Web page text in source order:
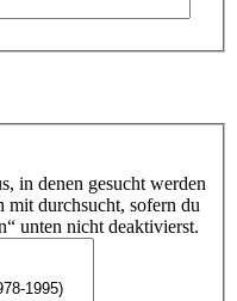
in denen gesucht werden
mit durchsucht, sofern du
unten nicht deaktivierst.